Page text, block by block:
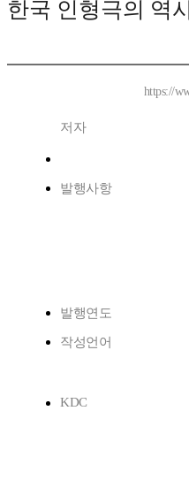
한국 인형극의 역
https://
저자
발행사항
발행연도
작성언어
KDC